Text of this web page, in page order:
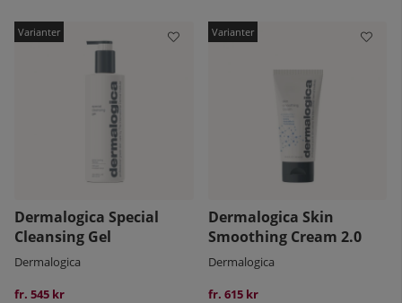
Dermalogica Special
Cleansing Gel
Dermalogica
fr. 545 kr
Dermalogica Skin
Smoothing Cream 2.0
Dermalogica
fr. 615 kr